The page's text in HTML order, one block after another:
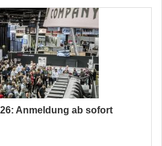
Anmeldung ab sofort